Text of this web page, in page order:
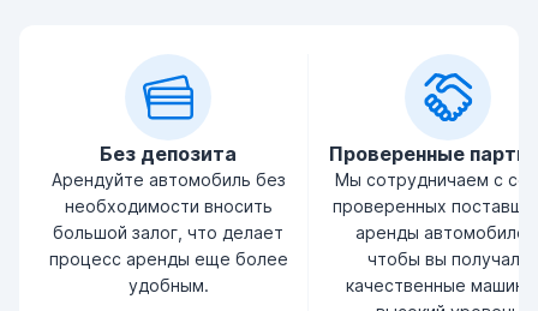
Без депозита
Арендуйте автомобиль без
необходимости вносить
большой залог, что делает
процесс аренды еще более
удобным.
Проверенные
Мы сотрудничаем с
проверенных
аренды
чтобы вы получали
качественные